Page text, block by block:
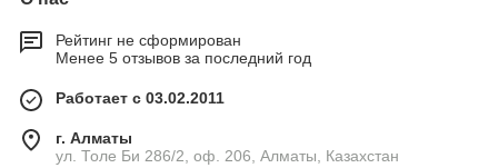
Рейтинг не сформирован
Менее 5 отзывов за последний год
Работает с 03.02.2011
г. Алматы
ул. Толе Би 286/2, оф. 206, Алматы, Казахстан